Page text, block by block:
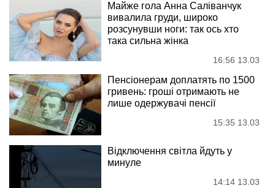
Майже гола Анна Саліванчук
вивалила груди, широко
розсунувши ноги: так ось хто
така сильна жінка
16:56 13.03
Пенсіонерам доплатять по 1500
гривень: гроші отримають не
лише одержувачі пенсії
15:35 13.03
Відключення світла йдуть у
минуле
14:14 13.03